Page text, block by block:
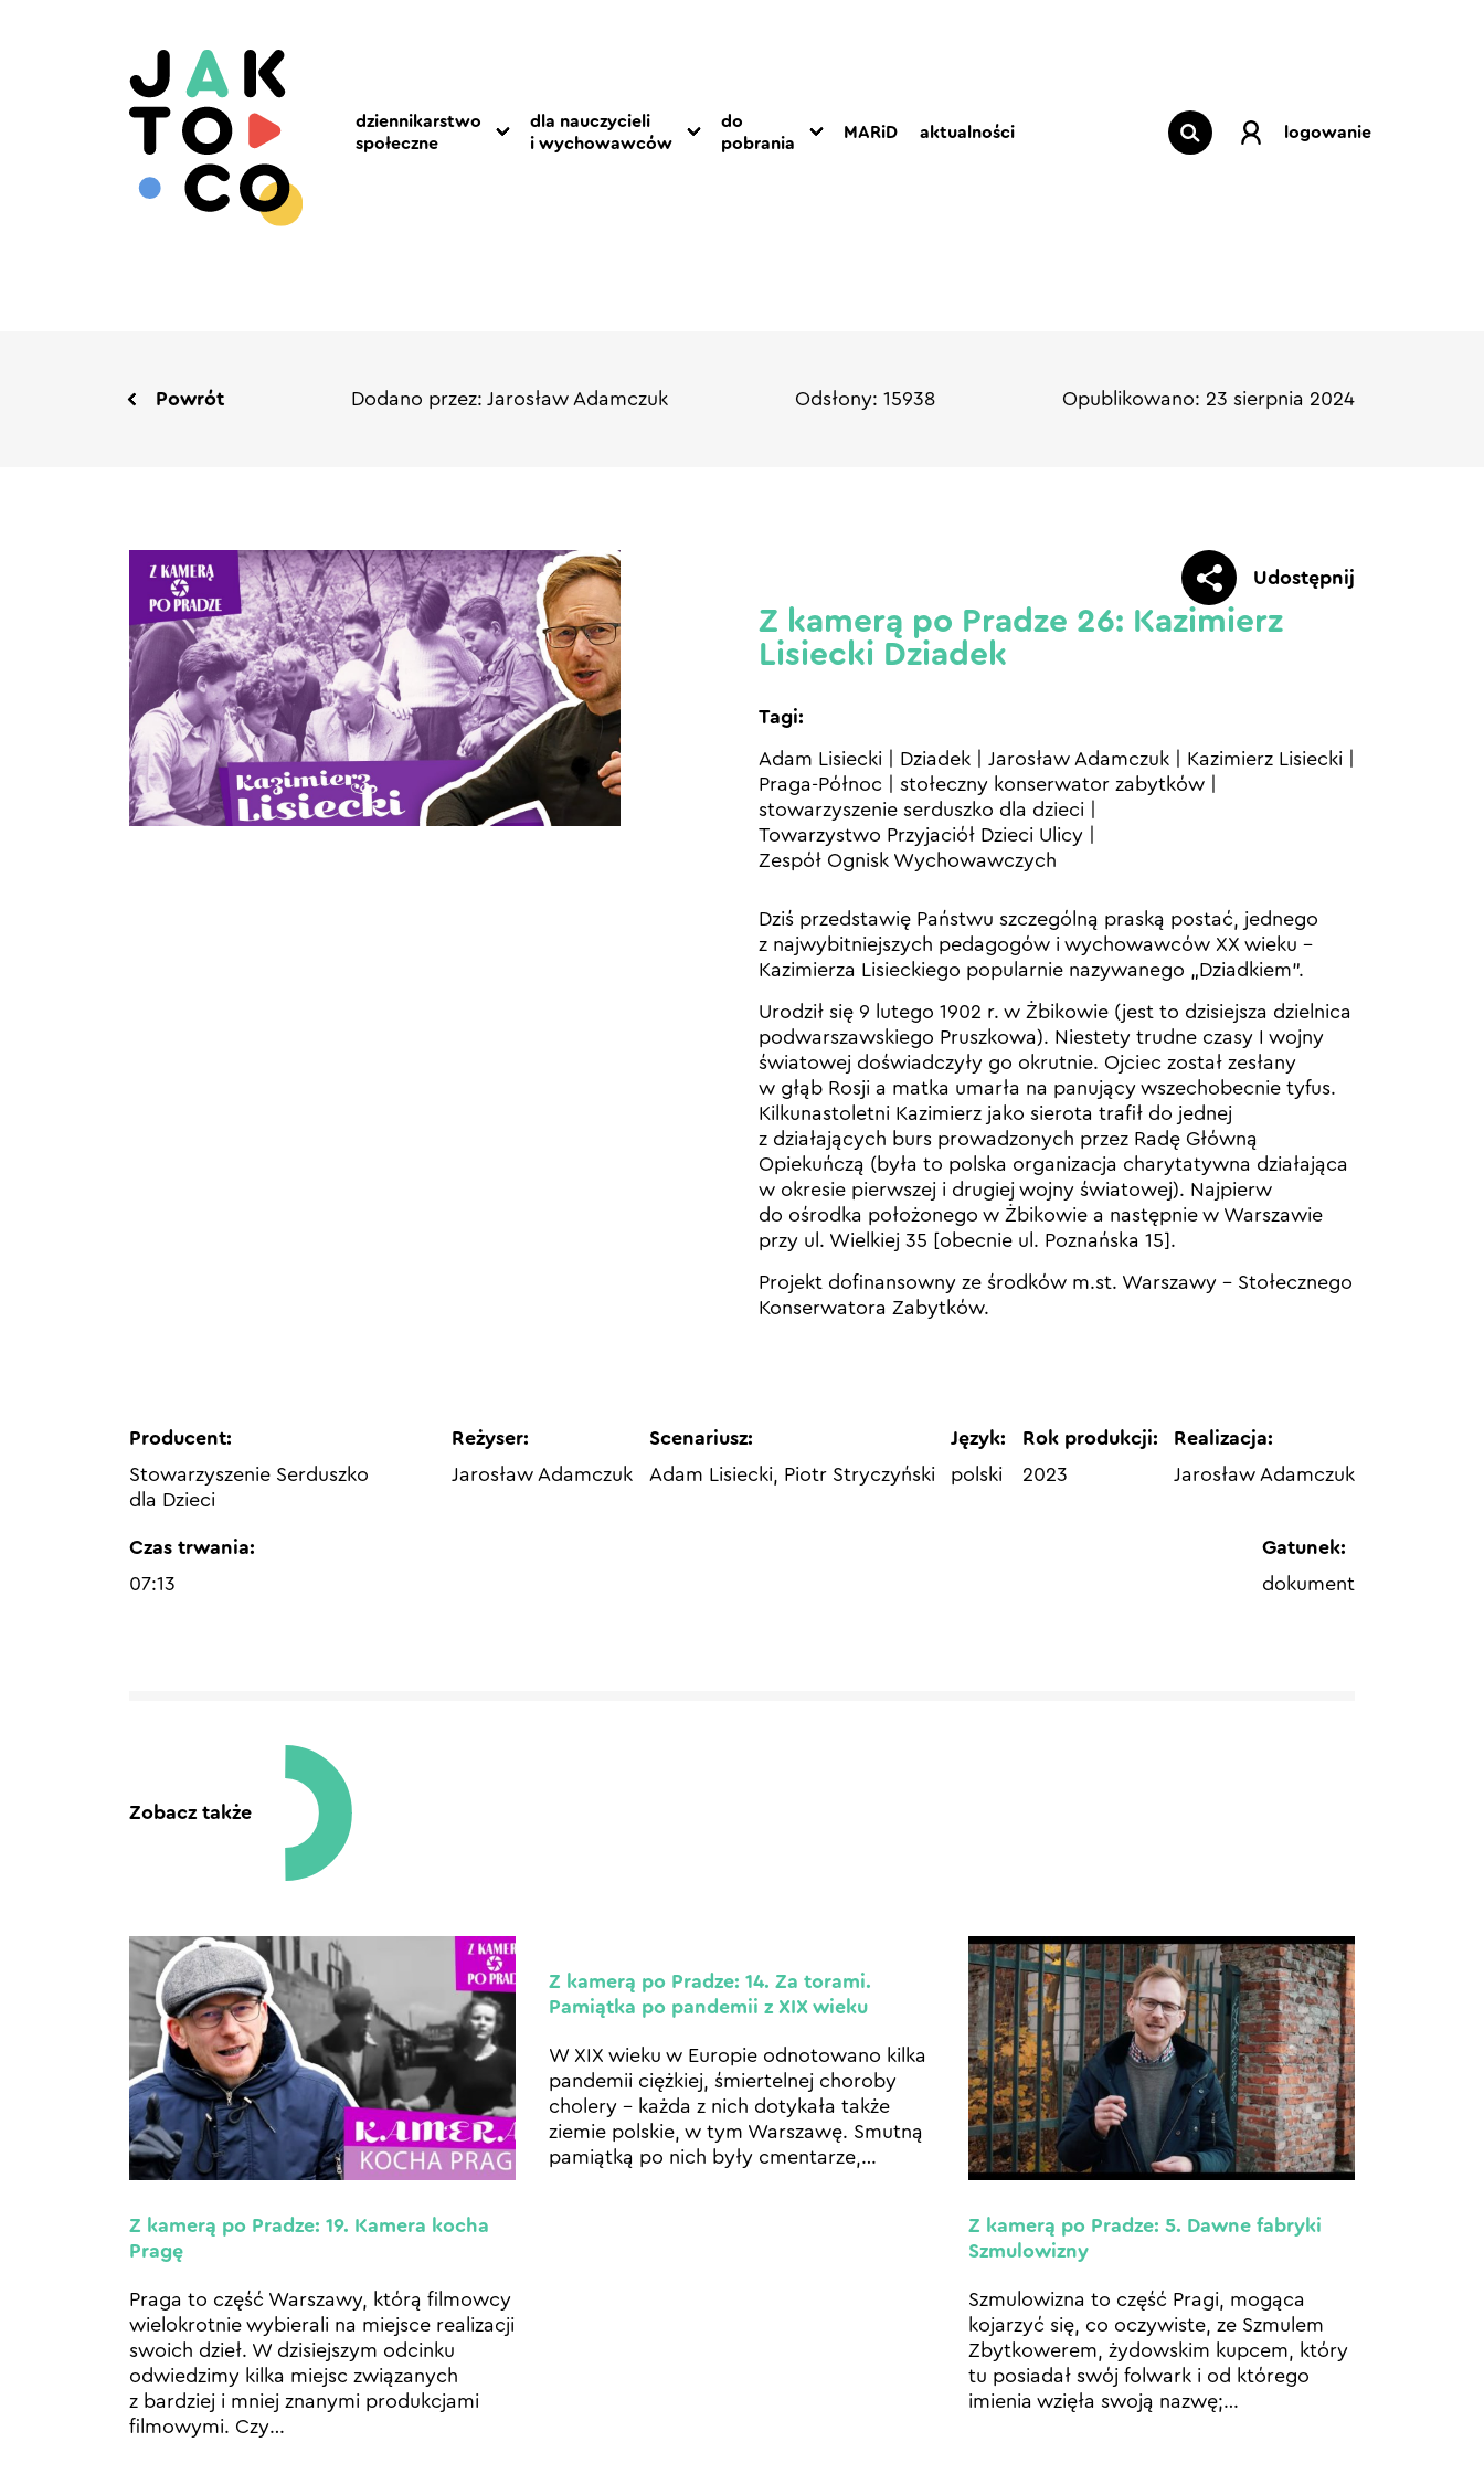
dziennikarstwo
społeczne
dla nauczycieli
i wychowawców
do
pobrania
MARiD aktualności logowanie
Powrót Dodano przez: Jarosław Adamczuk Odsłony: 15938 Opublikowano: 23 sierpnia 2024
Udostępnij
Z kamerą po Pradze 26: Kazimierz
Lisiecki Dziadek
Tagi:
Adam Lisiecki Dziadek Jarosław Adamczuk Kazimierz Lisiecki
Praga-Północ
stołeczny konserwator zabytków
stowarzyszenie serduszko dla dzieci
Towarzystwo Przyjaciół Dzieci Ulicy
Zespół Ognisk Wychowawczych
Dziś przedstawię Państwu szczególną praską postać, jednego
z najwybitniejszych pedagogów i wychowawców XX wieku –
Kazimierza Lisieckiego popularnie nazywanego „Dziadkiem”.
Urodził się 9 lutego 1902 r. w Żbikowie (jest to dzisiejsza dzielnica
podwarszawskiego Pruszkowa). Niestety trudne czasy I wojny
światowej doświadczyły go okrutnie. Ojciec został zesłany
w głąb Rosji a matka umarła na panujący wszechobecnie tyfus.
Kilkunastoletni Kazimierz jako sierota trafił do jednej
z działających burs prowadzonych przez Radę Główną
Opiekuńczą (była to polska organizacja charytatywna działająca
w okresie pierwszej i drugiej wojny światowej). Najpierw
do ośrodka położonego w Żbikowie a następnie w Warszawie
przy ul. Wielkiej 35 [obecnie ul. Poznańska 15].
Projekt dofinansowny ze środków m.st. Warszawy – Stołecznego
Konserwatora Zabytków.
Producent:
Stowarzyszenie Serduszko
dla Dzieci
Reżyser:
Jarosław Adamczuk
Scenariusz:
Adam Lisiecki, Piotr Stryczyński
Język:
polski
Rok produkcji:
2023
Realizacja:
Jarosław Adamczuk
Czas trwania:
07:13
Gatunek:
dokument
Zobacz także
Z kamerą po Pradze: 19. Kamera kocha
Pragę
Praga to część Warszawy, którą filmowcy
wielokrotnie wybierali na miejsce realizacji
swoich dzieł. W dzisiejszym odcinku
odwiedzimy kilka miejsc związanych
z bardziej i mniej znanymi produkcjami
filmowymi. Czy…
Z kamerą po Pradze: 14. Za torami.
Pamiątka po pandemii z XIX wieku
W XIX wieku w Europie odnotowano kilka
pandemii ciężkiej, śmiertelnej choroby
cholery – każda z nich dotykała także
ziemie polskie, w tym Warszawę. Smutną
pamiątką po nich były cmentarze,…
Z kamerą po Pradze: 5. Dawne fabryki
Szmulowizny
Szmulowizna to część Pragi, mogąca
kojarzyć się, co oczywiste, ze Szmulem
Zbytkowerem, żydowskim kupcem, który
tu posiadał swój folwark i od którego
imienia wzięła swoją nazwę;…